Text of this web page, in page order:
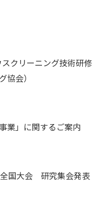
クリーニング技術研修
協会）
業」に関するご案内
国大会 研究集会発表